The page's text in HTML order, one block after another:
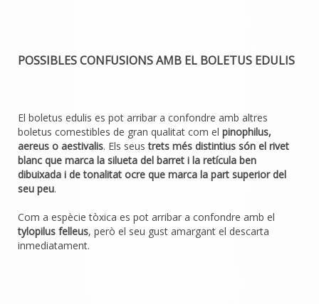
POSSIBLES CONFUSIONS AMB EL BOLETUS EDULIS
El boletus edulis es pot arribar a confondre amb altres
boletus comestibles de gran qualitat com el pinophilus,
aereus o aestivalis. Els seustrets més distintius són el rivet
blanc que marca la silueta del barret i la retícula ben
dibuixada i de tonalitat ocre que marca la part superior del
seu peu.
Com a espècie tòxica es pot arribar a confondre amb el
tylopilus felleus, però el seu gust amargant el descarta
inmediatament.